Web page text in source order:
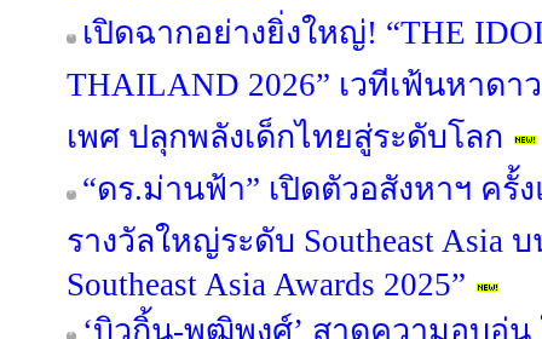
เปิดฉากอย่างยิ่งใหญ่! “THE
THAILAND 2026” เวทีเฟ้นหาด
เพศ ปลุกพลังเด็กไทยสู่ระดับโลก
“ดร.ม่านฟ้า” เปิดตัวอสังหาฯ ครั้
รางวัลใหญ่ระดับ Southeast Asia บ
Southeast Asia Awards 2025”
‘บิวกิ้น-พุฒิพงศ์’ สาดความอบอุ่น